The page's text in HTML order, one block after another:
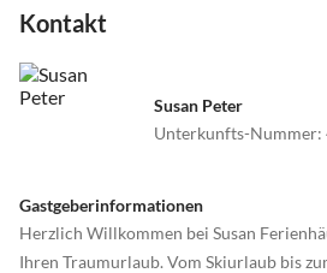
Kontakt
Susan Peter
Unterkunfts-Nummer:
Gastgeberinformationen
Herzlich Willkommen bei Susan
Ihren Traumurlaub. Vom Skiurlaub bis